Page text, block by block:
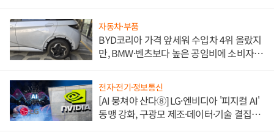
자동차·부품
BYD코리아 가격 앞세워 수입차 4위 올랐지
만, BMW·벤츠보다 높은 공임비에 소비자
전자·전기·정보통신
[AI 뭉쳐야 산다⑧] LG·엔비디아 '피지컬 AI'
동맹 강화, 구광모 제조·데이터·기술 결집